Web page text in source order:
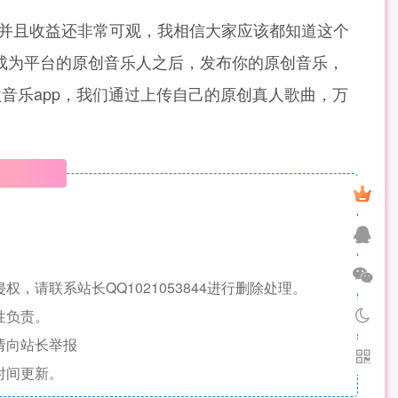
且收益还非常可观，我相信大家应该都知道这个
平台的原创音乐人之后，发布你的原创音乐，
乐app，我们通过上传自己的原创真人歌曲，万
，请联系站长QQ1021053844进行删除处理。
责。
向站长举报
更新。